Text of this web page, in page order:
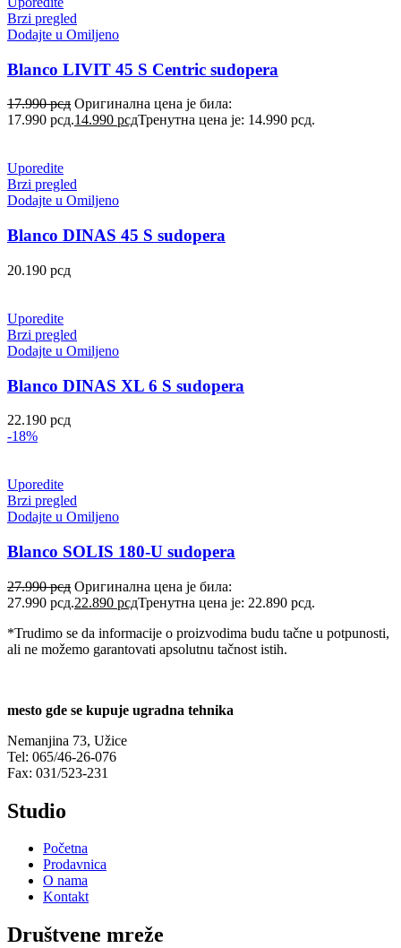
Brzi pregled
Dodajte u Omiljeno
Blanco LIVIT 45 S Centric sudopera
17.990рсд Оригинална цена је била:
17.990 рсд.14.990 рсдТренутна цена је: 14.990 рсд.
Uporedite
Brzi pregled
Dodajte u Omiljeno
Blanco DINAS 45 S sudopera
20.190 рсд
Uporedite
Brzi pregled
Dodajte u Omiljeno
Blanco DINAS XL 6 S sudopera
22.190 рсд
-18%
Uporedite
Brzi pregled
Dodajte u Omiljeno
Blanco SOLIS 180-U sudopera
27.990рсд Оригинална цена је била:
27.990 рсд.22.890 рсдТренутна цена је: 22.890 рсд.
*Trudimo se da informacije o proizvodima budu tačne u potpunosti,
ali ne možemo garantovati apsolutnu tačnost istih.
mesto gde se kupuje ugradna tehnika
Nemanjina 73, Užice
Tel: 065/46-26-076
Fax: 031/523-231
Studio
Početna
Prodavnica
O nama
Kontakt
Društvene mreže